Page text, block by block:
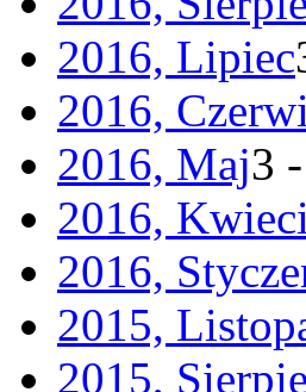
2016, Lipiec
2016,
2016, Maj3
2016,
2016,
2015,
2015,